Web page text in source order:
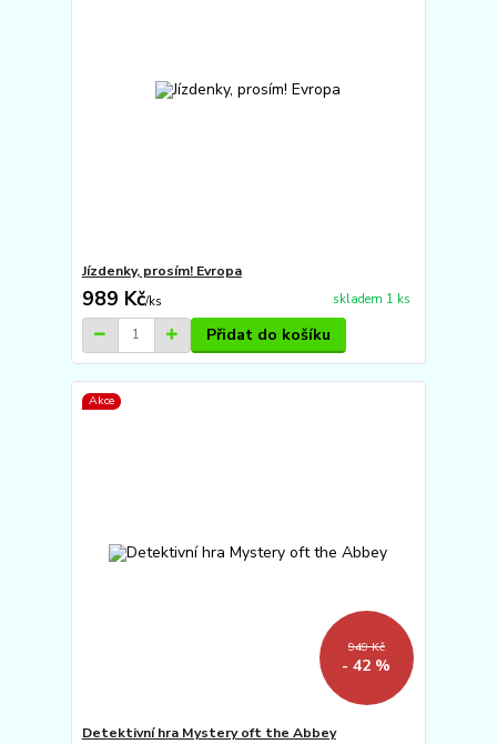
Jízdenky, prosím! Evropa
989 Kč/ks skladem 1 ks
Přidat do košíku
Akce
949 Kč
- 42 %
Detektivní hra Mystery oft the Abbey